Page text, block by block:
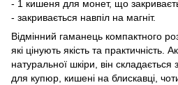
- 1 кишеня для монет, що
- закривається навпіл на магніт.
Відмінний гаманець компактного
які цінують якість та практичність.
натуральної шкіри, він складається
для купюр, кишені на блискавці,